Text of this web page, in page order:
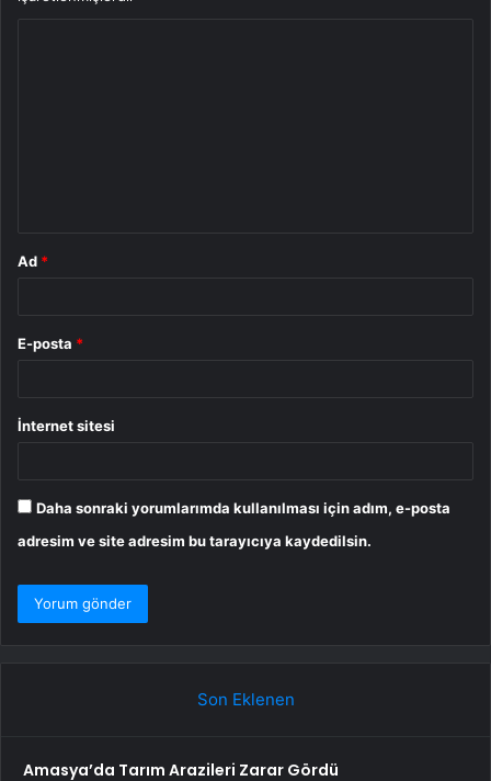
Ad *
E-posta *
İnternet sitesi
Daha sonraki yorumlarımda kullanılması için adım, e-posta
adresim ve site adresim bu tarayıcıya kaydedilsin.
Son Eklenen
Amasya’da Tarım Arazileri Zarar Gördü